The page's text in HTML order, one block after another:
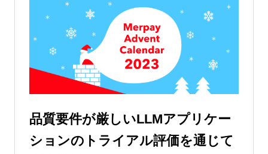
品質要件が厳しいLLMアプリケー
ションのトライアル評価を通じて